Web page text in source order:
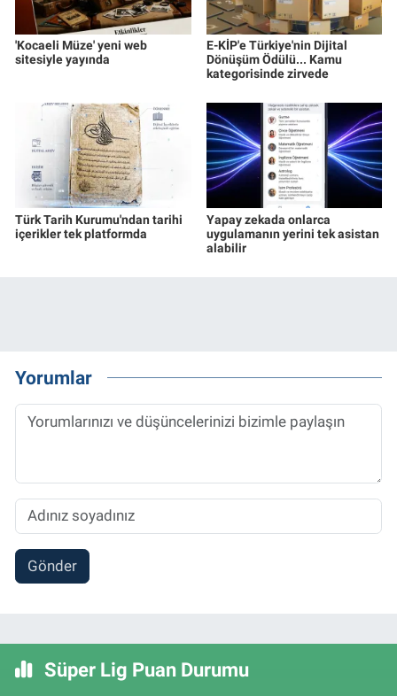
'Kocaeli Müze' yeni web
sitesiyle yayında
E-KİP'e Türkiye'nin Dijital
Dönüşüm Ödülü... Kamu
kategorisinde zirvede
Türk Tarih Kurumu'ndan tarihi
içerikler tek platformda
Yapay zekada onlarca
uygulamanın yerini tek asistan
alabilir
Yorumlar
Gönder
Süper Lig Puan Durumu